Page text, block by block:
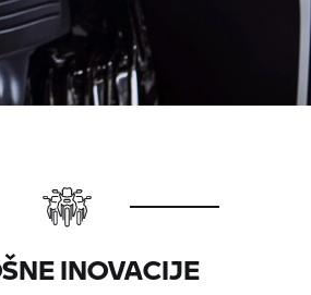
INOVACIJE